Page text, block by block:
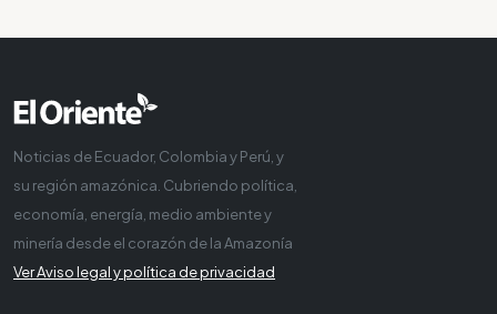
Noticias de Ecuador, Colombia y Perú, y
su región amazónica. Cubriendo política,
economía, energía, medio ambiente y
minería desde el corazón de la Amazonía
Ver Aviso legal y política de privacidad